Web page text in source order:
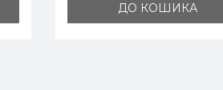
ДО КОШИКА